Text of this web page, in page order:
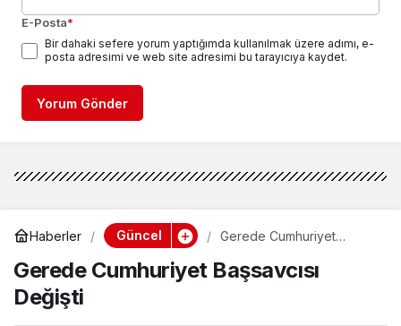
E-Posta*
Bir dahaki sefere yorum yaptığımda kullanılmak üzere adımı, e-
posta adresimi ve web site adresimi bu tarayıcıya kaydet.
Yorum Gönder
Haberler Güncel
Gerede Cumhuriyet
Gerede Cumhuriyet Başsavcısı
Değişti